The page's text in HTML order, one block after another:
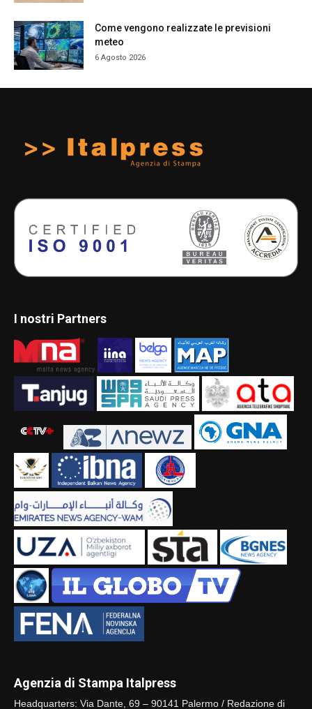
Come vengono realizzate le previsioni
meteo
6 Agosto 2026
I nostri Partners
Agenzia di Stampa Italpress
Headquarters: Via Dante, 69 – 90141 Palermo / Redazione di